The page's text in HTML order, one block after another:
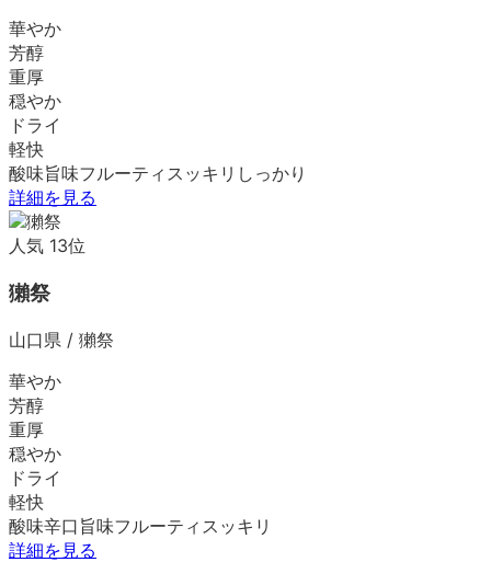
華やか
芳醇
重厚
穏やか
ドライ
軽快
酸味旨味フルーティ スッキリ しっかり
詳細を見る
人気 13位
獺祭
山口県 / 獺祭
華やか
芳醇
重厚
穏やか
ドライ
軽快
酸味辛口 旨味フルーティ スッキリ
詳細を見る